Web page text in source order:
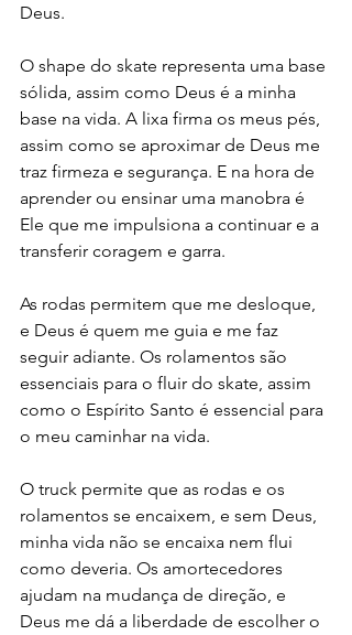
Deus.
O shape do skate representa uma base
sólida, assim como Deus é a minha
base na vida. A lixa firma os meus pés,
assim como se aproximar de Deus me
traz firmeza e segurança. E na hora de
aprender ou ensinar uma manobra é
Ele que me impulsiona a continuar e a
transferir coragem e garra.
As rodas permitem que me desloque,
e Deus é quem me guia e me faz
seguir adiante. Os rolamentos são
essenciais para o fluir do skate, assim
como o Espírito Santo é essencial para
o meu caminhar na vida.
O truck permite que as rodas e os
rolamentos se encaixem, e sem Deus,
minha vida não se encaixa nem flui
como deveria. Os amortecedores
ajudam na mudança de direção, e
Deus me dá a liberdade de escolher o